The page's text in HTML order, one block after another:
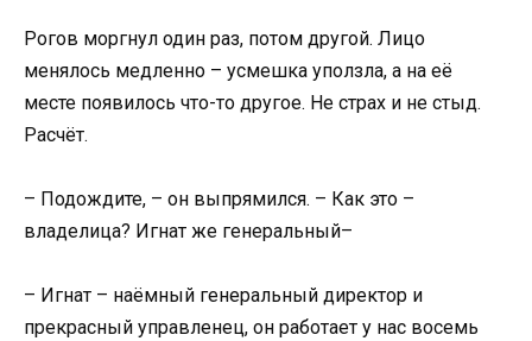
Рогов моргнул один раз, потом другой. Лицо
менялось медленно – усмешка уползла, а на её
месте появилось что-то другое. Не страх и не стыд.
Расчёт.
– Подождите, – он выпрямился. – Как это –
владелица? Игнат же генеральный–
– Игнат – наёмный генеральный директор и
прекрасный управленец, он работает у нас восемь